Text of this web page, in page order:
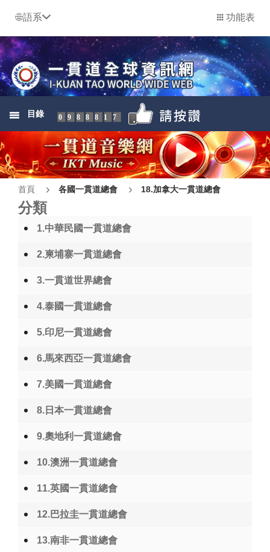
語系 功能表
目錄 0988817
首頁 各國一貫道總會 18.加拿大一貫道總會
分類
1.中華民國一貫道總會
2.柬埔寨一貫道總會
3.一貫道世界總會
4.泰國一貫道總會
5.印尼一貫道總會
6.馬來西亞一貫道總會
7.美國一貫道總會
8.日本一貫道總會
9.奧地利一貫道總會
10.澳洲一貫道總會
11.英國一貫道總會
12.巴拉圭一貫道總會
13.南非一貫道總會